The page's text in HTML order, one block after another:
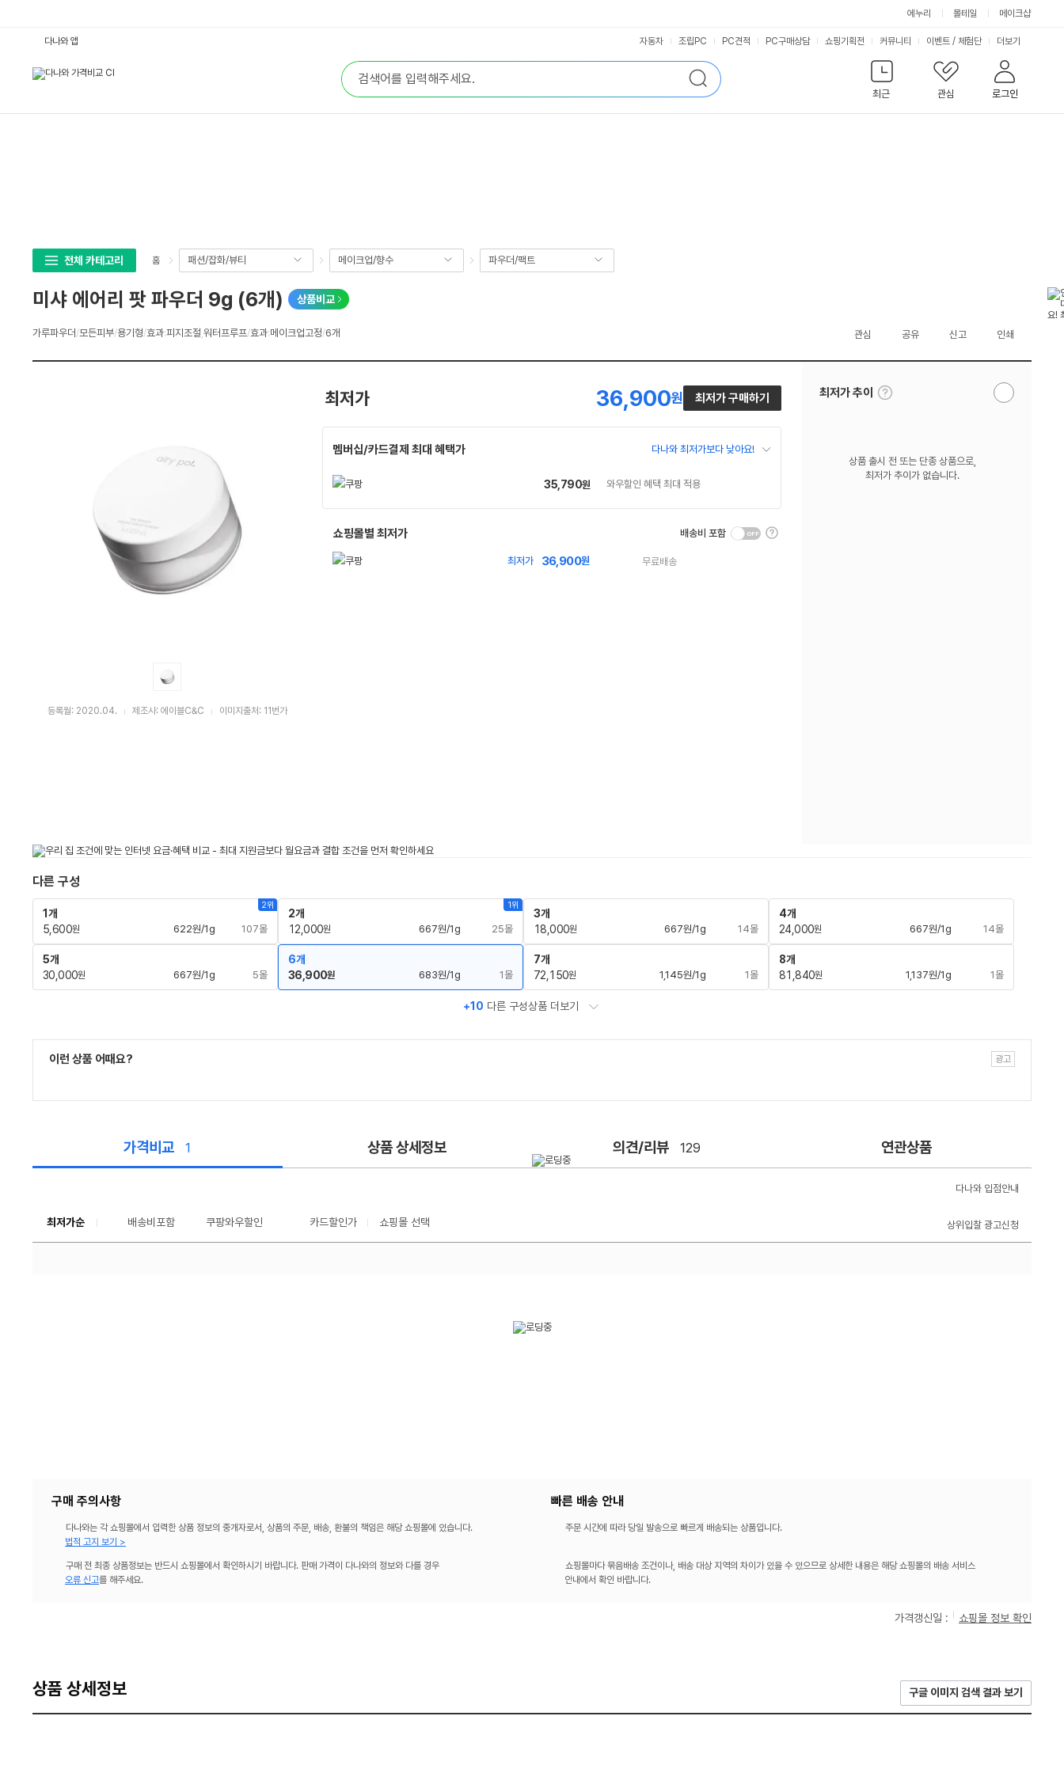
에누리 몰테일
메이크샵
합
검
색
검
색
최근
관심 로그인
다나와 앱 자동차 조립PC PC견적 PC구매상담 쇼핑기획전 커뮤니티 이벤트 / 체험단 서
비
스
더보기
전체 카테고리 홈 패션/잡화/뷰티 메이크업/향수 파우더/팩트
미샤 에어리 팟 파우더 9g (6개) 상품비교
상
가루파우더 /모든피부/용기형/효과:피지조절 워터프루프/효과:메이크업고정/6개 관심 공유 신고 인쇄
등록월: 2020.04. 제조사: 에이블C&C 이미지출처: 11번가
최저가 36,900원 최저가 구매하기
멤버십/카드결제 최대 혜택가 다나와 최저가보다 낮아요!
35,790원 와우할인 혜택 최대 적용
쇼핑몰별 최저가 배송비 포함
툴
팁
최저가 36,900원
빠
무료배송
최저가 추이
툴
팁
알
상품 출시 전 또는 단종 상품으로,
최저가 추이가 없습니다.
다른 구성
2위
1개
5,600원 622원/1g 107몰
1위
2개
12,000원 667원/1g 25몰
3개
18,000원 667원/1g 14몰
4개
24,000원 667원/1g 14몰
5개
30,000원 667원/1g 5몰
6개
36,900원 683원/1g 1몰
7개
72,150원 1,145원/1g 1몰
8개
81,840원 1,137원/1g 1몰
+10 다른 구성상품 더보기
이런 상품 어때요?
가격비교 1 상품 상세정보 의견/리뷰 129 연관상품
다나와 입점안내
최저가순 배송비포함 쿠팡와우할인
보
카드할인가 쇼핑몰 선택 상위입찰 광고신청
구매 주의사항
다나와는 각 쇼핑몰에서 입력한 상품 정보의 중개자로서, 상품의 주문, 배송, 환불의 책임은 해당 쇼핑몰에 있습니다.
법적 고지 보기 >
구매 전 최종 상품정보는 반드시 쇼핑몰에서 확인하시기 바랍니다. 판매 가격이 다나와의 정보와 다를 경우
오류 신고를 해주세요.
빠른 배송 안내
주문 시간에 따라 당일 발송으로 빠르게 배송되는 상품입니다.
쇼핑몰마다 묶음배송 조건이나, 배송 대상 지역의 차이가 있을 수 있으므로 상세한 내용은 해당 쇼핑몰의 배송 서비스
안내에서 확인 바랍니다.
가격갱신일 : 쇼핑몰 정보 확인
상품 상세정보 구글 이미지 검색 결과 보기